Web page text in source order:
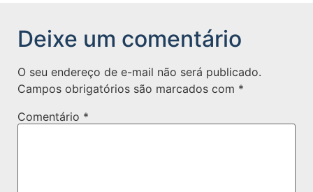
Deixe um comentário
O seu endereço de e-mail não será publicado.
Campos obrigatórios são marcados com *
Comentário *